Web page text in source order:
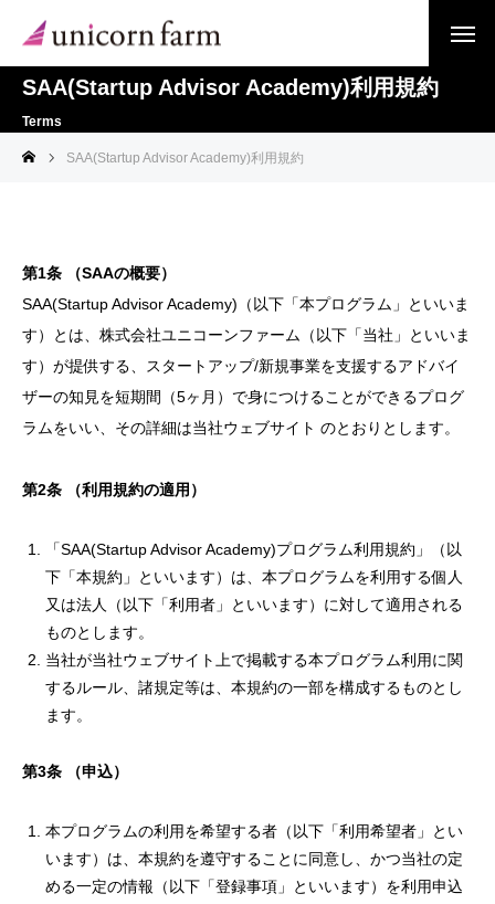
SAA(Startup Advisor Academy)利用規約
Terms
SAA(Startup Advisor Academy)利用規約
第1条 （SAAの概要）
SAA(Startup Advisor Academy)（以下「本プログラム」といいま
す）とは、株式会社ユニコーンファーム（以下「当社」といいま
す）が提供する、スタートアップ/新規事業を支援するアドバイ
ザーの知見を短期間（5ヶ月）で身につけることができるプログ
ラムをいい、その詳細は当社ウェブサイト のとおりとします。
第2条 （利用規約の適用）
「SAA(Startup Advisor Academy)プログラム利用規約」（以
下「本規約」といいます）は、本プログラムを利用する個人
又は法人（以下「利用者」といいます）に対して適用される
ものとします。
当社が当社ウェブサイト上で掲載する本プログラム利用に関
するルール、諸規定等は、本規約の一部を構成するものとし
ます。
第3条 （申込）
本プログラムの利用を希望する者（以下「利用希望者」とい
います）は、本規約を遵守することに同意し、かつ当社の定
める一定の情報（以下「登録事項」といいます）を利用申込